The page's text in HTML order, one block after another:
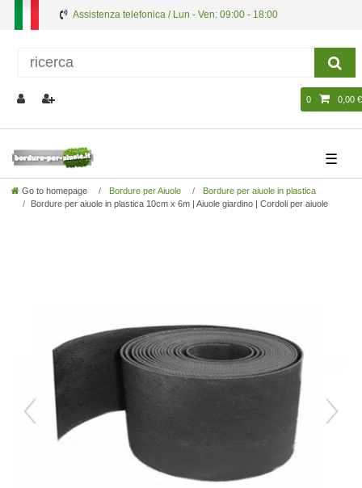
Assistenza telefonica / Lun - Ven: 09:00 - 18:00
0 0,00 €
☰
Go to homepage Bordure per Aiuole
Bordure per aiuole in plastica
Bordure per aiuole in plastica 10cm x 6m | Aiuole giardino | Cordoli per aiuole